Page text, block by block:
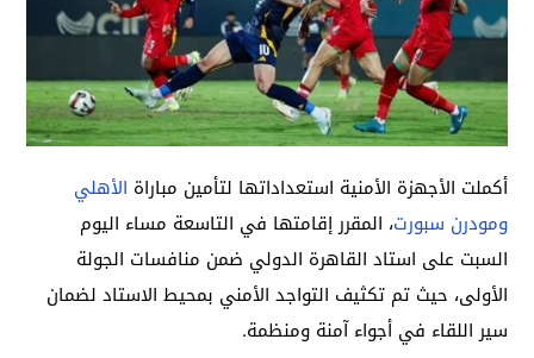
أكملت الأجهزة الأمنية استعداداتها لتأمين مباراة الأهلي
ومودرن سبورت، المقرر إقامتها في التاسعة مساء اليوم
السبت على استاد القاهرة الدولي ضمن منافسات الجولة
الأولى، حيث تم تكثيف التواجد الأمني بمحيط الاستاد لضمان
سير اللقاء في أجواء آمنة ومنظمة.